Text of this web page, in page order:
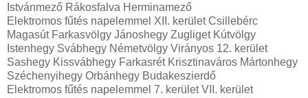
Istvánmező Rákosfalva Herminamező
Elektromos fűtés napelemmel XII. kerület Csillebérc
Magasút Farkasvölgy Jánoshegy Zugliget Kútvölgy
Istenhegy Svábhegy Németvölgy Virányos 12. kerület
Sashegy Kissvábhegy Farkasrét Krisztinaváros Mártonhegy
Széchenyihegy Orbánhegy Budakeszierdő
Elektromos fűtés napelemmel 7. kerület VII. kerület